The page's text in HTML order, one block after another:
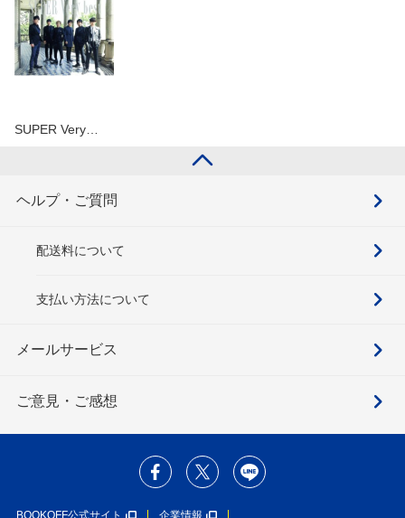
SUPER Very…
ヘルプ・ご質問
配送料について
支払い方法について
メールサービス
ご意見・ご感想
BOOKOFF公式サイト 企業情報